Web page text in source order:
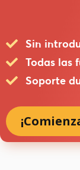
Sin
Todas las
Soporte